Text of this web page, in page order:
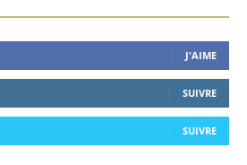
J'AIME
SUIVRE
SUIVRE